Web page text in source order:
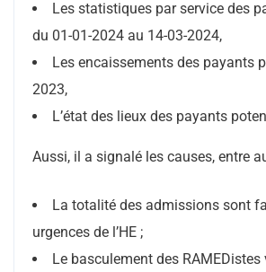
Les statistiques par service des
du 01-01-2024 au 14-03-2024,
Les encaissements des payants
2023,
L’état des lieux des payants
Aussi, il a signalé les causes, entre
La totalité des admissions sont
urgences de l’HE ;
Le basculement des RAMEDistes